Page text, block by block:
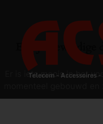
Er zijn geweldige
Er is iets moois in het
momenteel gebouwd